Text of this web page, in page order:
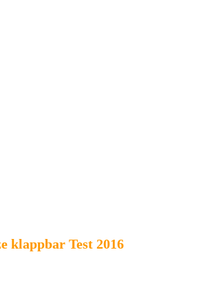
klappbar Test 2016